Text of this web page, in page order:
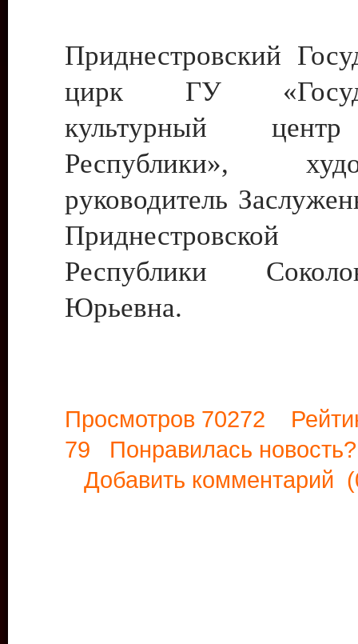
Приднестровский
цирк ГУ
культурный
Республики»,
руководитель
Приднестровской
Республики
Юрьевна.
Просмотров 70272
79 Понравилась
Добавить комментарий